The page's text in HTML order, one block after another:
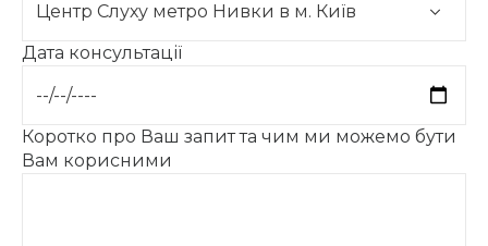
Дата консультації
Коротко про Ваш запит та чим ми можемо бути
Вам корисними